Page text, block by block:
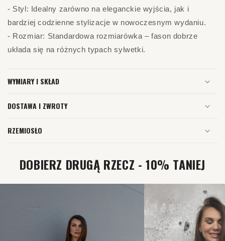
- Styl: Idealny zarówno na eleganckie wyjścia, jak i
bardziej codzienne stylizacje w nowoczesnym wydaniu.
- Rozmiar: Standardowa rozmiarówka – fason dobrze
układa się na różnych typach sylwetki.
WYMIARY I SKŁAD
DOSTAWA I ZWROTY
RZEMIOSŁO
DOBIERZ DRUGĄ RZECZ - 10% TANIEJ